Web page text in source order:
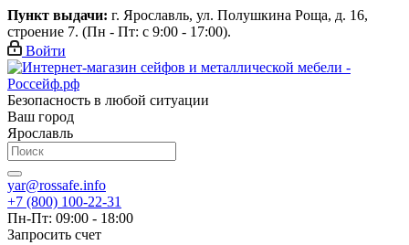
Пункт выдачи: г. Ярославль, ул. Полушкина Роща, д. 16,
строение 7. (Пн - Пт: с 9:00 - 17:00).
Войти
Безопасность в любой ситуации
Ваш город
Ярославль
yar@rossafe.info
+7 (800) 100-22-31
Пн-Пт: 09:00 - 18:00
Запросить счет